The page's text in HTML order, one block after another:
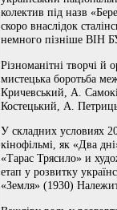
колектив під назв
скоро внаслідок
немного пізніше ВІН
Різноманітні творчі й
мистецька боротьба
Кричевський, А.
Костецький, А.
У складних условиях
кінофільмі, як «Два
«Тарас Трясило» и
етап у розвитку
«Земля» (1930)